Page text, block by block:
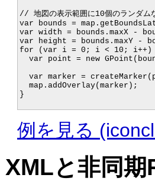
// 地図の表示範囲に10個のランダム
var bounds =
var width = bounds.maxX -
var height = bounds.maxY -
for (var i = 0; i < 10;
var point = new
var marker =
  map.addOverlay(marker);
}
例を見る
XMLと非同